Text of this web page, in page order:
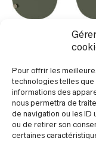
Pour offrir les
technologies telles
informations des
nous permettra de
de navigation ou les ID
ou de retirer son
certaines
FLEXCLIP 1 Clip
Verres CR39 ou
voir les prix